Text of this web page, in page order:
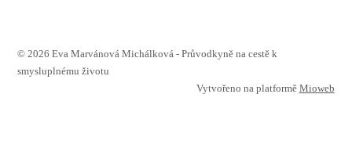
© 2026 Eva Marvánová Michálková - Průvodkyně na cestě k
smysluplnému životu
Vytvořeno na platformě Mioweb